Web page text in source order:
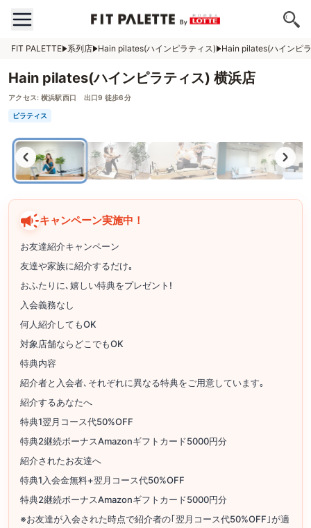
FIT PALETTE 系列店 Hain pilates(ハインピラティス) Hain pilates(ハインピ
Hain pilates(ハインピラティス) 横浜店
アクセス: 横浜駅西口 出口9 徒歩6分
ピラティス
キャンペーン実施中！
お友達紹介キャンペーン
友達や家族に紹介するだけ｡
おふたりに､嬉しい特典をプレゼント!
入会義務なし
何人紹介してもOK
対象店舗ならどこでもOK
特典内容
紹介者と入会者､それぞれに異なる特典をご用意しています｡
紹介するあなたへ
特典1翌月コース代50%OFF
特典2継続ボーナスAmazonギフトカード5000円分
紹介されたお友達へ
特典1入会金無料+翌月コース代50%OFF
特典2継続ボーナスAmazonギフトカード5000円分
※お友達が入会された時点で紹介者の｢翌月コース代50%OFF｣が適